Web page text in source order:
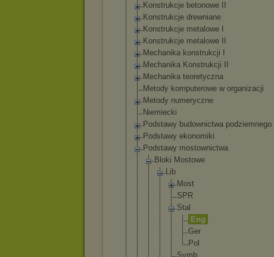
Konstrukcje betonowe II
Konstrukcje drewniane
Konstrukcje metalowe I
Konstrukcje metalowe II
Mechanika konstrukcji I
Mechanika Konstrukcji II
Mechanika teoretyczna
Metody komputerowe w organizacji
Metody numeryczne
Niemiecki
Podstawy budownictwa podziemnego
Podstawy ekonomiki
Podstawy mostownictwa
Bloki Mostowe
Lib
Most
SPR
Stal
Eng
Ger
Po
Symb